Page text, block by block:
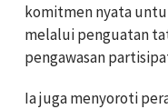
komitmen nyata
melalui penguatan
pengawasan
Ia juga menyoroti